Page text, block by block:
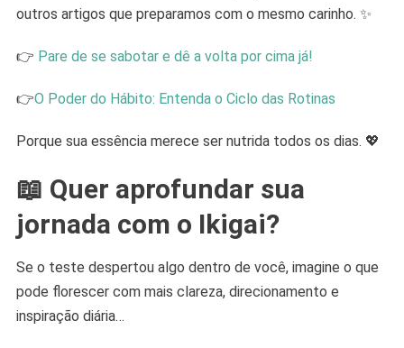
outros artigos que preparamos com o mesmo carinho. ✨
👉 Pare de se sabotar e dê a volta por cima já!
👉O Poder do Hábito: Entenda o Ciclo das Rotinas
Porque sua essência merece ser nutrida todos os dias. 💖
📖 Quer aprofundar sua
jornada com o Ikigai?
Se o teste despertou algo dentro de você, imagine o que
pode florescer com mais clareza, direcionamento e
inspiração diária…